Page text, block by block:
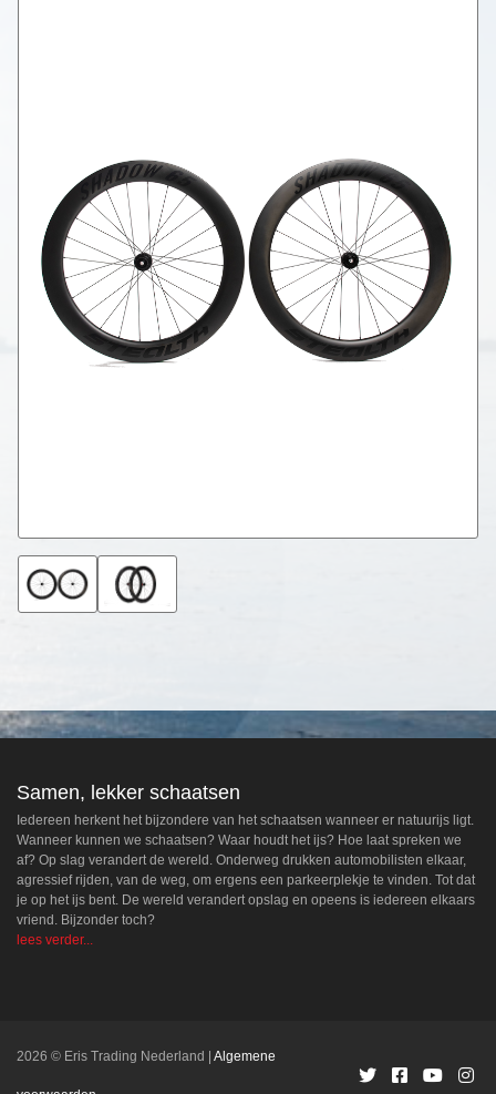
Samen, lekker schaatsen
Iedereen herkent het bijzondere van het schaatsen wanneer er natuurijs ligt.
Wanneer kunnen we schaatsen? Waar houdt het ijs? Hoe laat spreken we
af? Op slag verandert de wereld. Onderweg drukken automobilisten elkaar,
agressief rijden, van de weg, om ergens een parkeerplekje te vinden. Tot dat
je op het ijs bent. De wereld verandert opslag en opeens is iedereen elkaars
vriend. Bijzonder toch?
lees verder...
2026 © Eris Trading Nederland Algemene